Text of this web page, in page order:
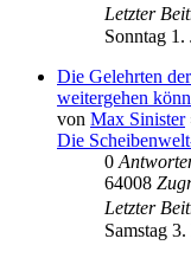
Letzter
Sonntag 1.
Die Gelehrten
weitergehen
von Max Sinister
Die
0
64008
Letzter
Samstag